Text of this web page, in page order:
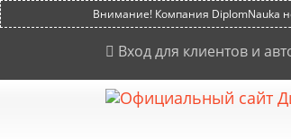
Внимание! Компания DiplomNauka
Вход для клиентов и